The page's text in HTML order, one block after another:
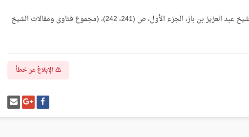
نشرت في كتاب الدعوة (الفتاوى) لسماحة الشيخ عبد العزيز بن باز، الجزء الأول، ص (241، 242)، (مجموع فتاوى ومقالات الشيخ
الإبلاغ عن خطأ
شارك
على
فيسبوك
شارك
على
غوغل
بلس
إرسل
إيميل